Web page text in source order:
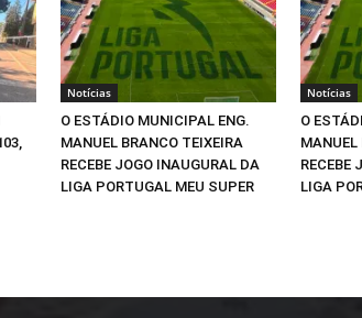
Notícias
O ESTÁDIO MUNICIPAL ENG.
MANUEL BRANCO TEIXEIRA
RECEBE JOGO INAUGURAL DA
LIGA PORTUGAL MEU SUPER
Notícias
O
MANUEL
RECEBE
LIGA